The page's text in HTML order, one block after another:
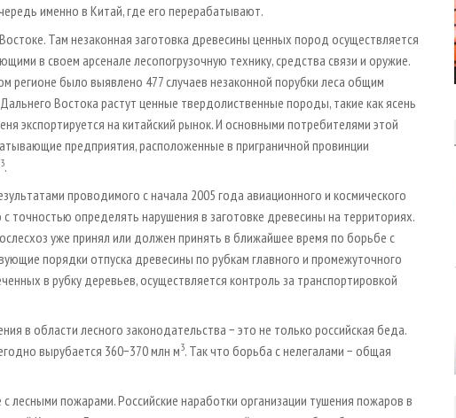
именно в Китай, где его перерабатывают.
Там незаконная заготовка древесины ценных пород осуществляется
в своем арсенале лесопогрузочную технику, средства связи и оружие.
регионе было выявлено 477 случаев незаконной порубки леса общим
Востока растут ценные твердолиственные породы, такие как ясень
экспортируется на китайский рынок. И основными потребителями этой
предприятия, расположенные в приграничной провинции
3.
проводимого с начала 2005 года авиационного и космического
определять нарушения в заготовке древесины на территориях.
уже принял или должен принять в ближайшее время по борьбе с
порядки отпуска древесины по рубкам главного и промежуточного
в рубку деревьев, осуществляется контроль за транспортировкой
в области лесного законодательства − это не только российская беда.
вырубается 360−370 млн м3. Так что борьба с нелегалами − общая
пожарами. Российские наработки организации тушения пожаров в